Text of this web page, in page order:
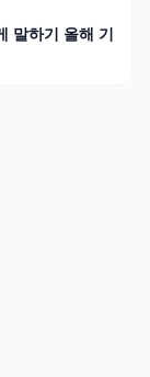
말하기 올해 기